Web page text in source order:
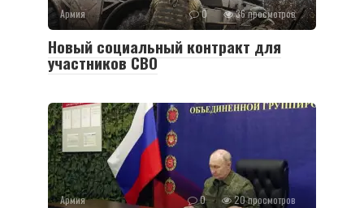
Армия 0 36 просмотров
Новый социальный контракт для
участников СВО
Армия 0 20 просмотров